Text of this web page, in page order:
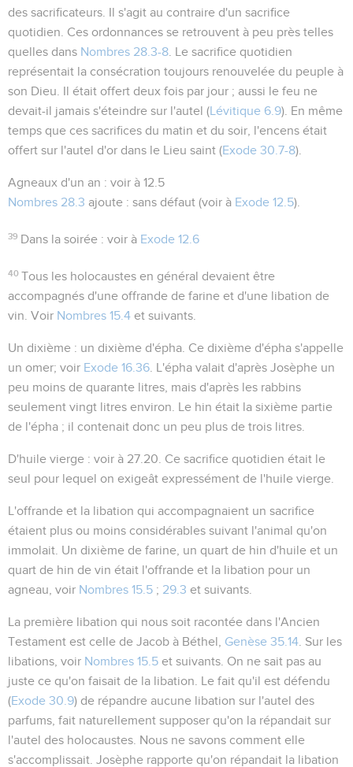
des sacrificateurs. Il s'agit au contraire d'un sacrifice
quotidien. Ces ordonnances se retrouvent à peu près telles
quelles dans Nombres 28.3-8 . Le sacrifice quotidien
représentait la consécration toujours renouvelée du peuple à
son Dieu. Il était offert deux fois par jour ; aussi le feu ne
devait-il jamais s'éteindre sur l'autel (Lévitique 6.9). En même
temps que ces sacrifices du matin et du soir, l'encens était
offert sur l'autel d'or dans le Lieu saint (Exode 30.7-8).
Agneaux d'un an : voir à 12.5
Nombres 28.3 ajoute : sans défaut (voir à Exode 12.5).
39 Dans la soirée : voir à Exode 12.6
40 Tous les holocaustes en général devaient être
accompagnés d'une offrande de farine et d'une libation de
vin. Voir Nombres 15.4 et suivants.
Un dixième : un dixième d'épha. Ce dixième d'épha s'appelle
un omer; voir Exode 16.36 . L'épha valait d'après Josèphe un
peu moins de quarante litres, mais d'après les rabbins
seulement vingt litres environ. Le hin était la sixième partie
de l'épha ; il contenait donc un peu plus de trois litres.
D'huile vierge : voir à 27.20 . Ce sacrifice quotidien était le
seul pour lequel on exigeât expressément de l'huile vierge.
L'offrande et la libation qui accompagnaient un sacrifice
étaient plus ou moins considérables suivant l'animal qu'on
immolait. Un dixième de farine, un quart de hin d'huile et un
quart de hin de vin était l'offrande et la libation pour un
agneau , voir Nombres 15.5 ; 29.3 et suivants.
La première libation qui nous soit racontée dans l'Ancien
Testament est celle de Jacob à Béthel, Genèse 35.14 . Sur les
libations, voir Nombres 15.5 et suivants. On ne sait pas au
juste ce qu'on faisait de la libation. Le fait qu'il est défendu
(Exode 30.9) de répandre aucune libation sur l'autel des
parfums, fait naturellement supposer qu'on la répandait sur
l'autel des holocaustes. Nous ne savons comment elle
s'accomplissait. Josèphe rapporte qu'on répandait la libation